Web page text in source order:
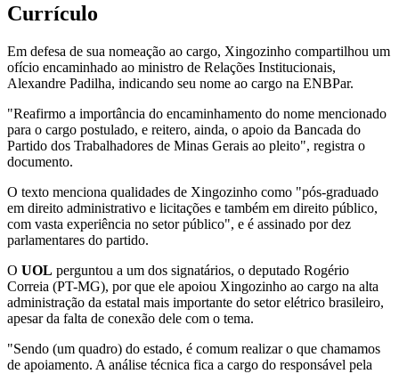
Currículo
Em defesa de sua nomeação ao cargo, Xingozinho compartilhou um
ofício encaminhado ao ministro de Relações Institucionais,
Alexandre Padilha, indicando seu nome ao cargo na ENBPar.
"Reafirmo a importância do encaminhamento do nome mencionado
para o cargo postulado, e reitero, ainda, o apoio da Bancada do
Partido dos Trabalhadores de Minas Gerais ao pleito", registra o
documento.
O texto menciona qualidades de Xingozinho como "pós-graduado
em direito administrativo e licitações e também em direito público,
com vasta experiência no setor público", e é assinado por dez
parlamentares do partido.
O UOL perguntou a um dos signatários, o deputado Rogério
Correia (PT-MG), por que ele apoiou Xingozinho ao cargo na alta
administração da estatal mais importante do setor elétrico brasileiro,
apesar da falta de conexão dele com o tema.
"Sendo (um quadro) do estado, é comum realizar o que chamamos
de apoiamento. A análise técnica fica a cargo do responsável pela